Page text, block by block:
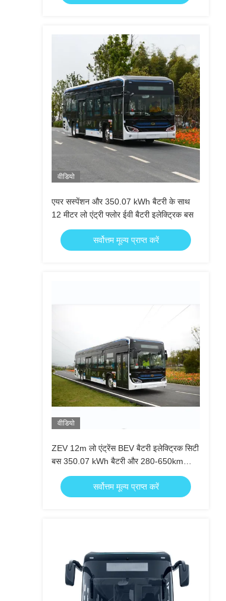
वीडियो
एयर सस्पेंशन और 350.07 kWh बैटरी के साथ
12 मीटर लो एंट्री फ्लोर ईवी बैटरी इलेक्ट्रिक बस
सर्वोत्तम मूल्य प्राप्त करें
वीडियो
ZEV 12m लो एंट्रेंस BEV बैटरी इलेक्ट्रिक सिटी
बस 350.07 kWh बैटरी और 280-650km
ड्राइविंग रेंज के साथ
सर्वोत्तम मूल्य प्राप्त करें